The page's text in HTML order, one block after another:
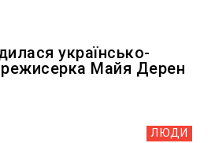
українсько-
Майя Дерен
ЛЮДИ